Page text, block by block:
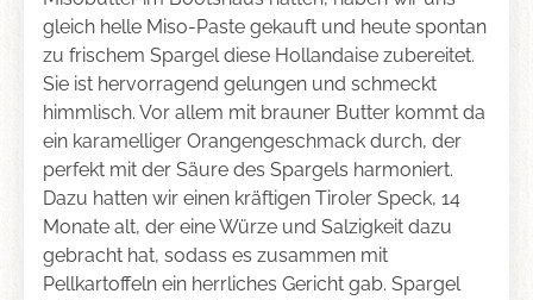
können
auf
der
Produktseite
gewählt
werden
gleich helle Miso-Paste gekauft und heute spontan
zu frischem Spargel diese Hollandaise zubereitet.
Sie ist hervorragend gelungen und schmeckt
himmlisch. Vor allem mit brauner Butter kommt da
ein karamelliger Orangengeschmack durch, der
perfekt mit der Säure des Spargels harmoniert.
Dazu hatten wir einen kräftigen Tiroler Speck, 14
Monate alt, der eine Würze und Salzigkeit dazu
gebracht hat, sodass es zusammen mit
Pellkartoffeln ein herrliches Gericht gab. Spargel